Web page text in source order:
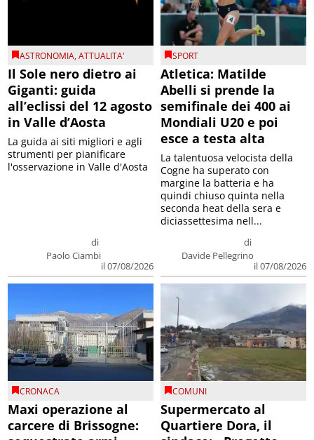
ASTRONOMIA,ATTUALITA'
Il Sole nero dietro ai
Giganti: guida
all’eclissi del 12 agosto
in Valle d’Aosta
di
Paolo Ciambi
il 07/08/2026
La guida ai siti migliori e agli
strumenti per pianificare
l'osservazione in Valle d'Aosta
SPORT
Atletica: Matilde
Abelli si prende la
semifinale dei 400 ai
Mondiali U20 e poi
esce a testa alta
di
Davide Pellegrino
il 07/08/2026
La talentuosa velocista della
Cogne ha superato con
margine la batteria e ha
quindi chiuso quinta nella
seconda heat della sera e
diciassettesima nell...
CRONACA
Maxi operazione al
carcere di Brissogne:
COMUNI
Supermercato al
Quartiere Dora, il